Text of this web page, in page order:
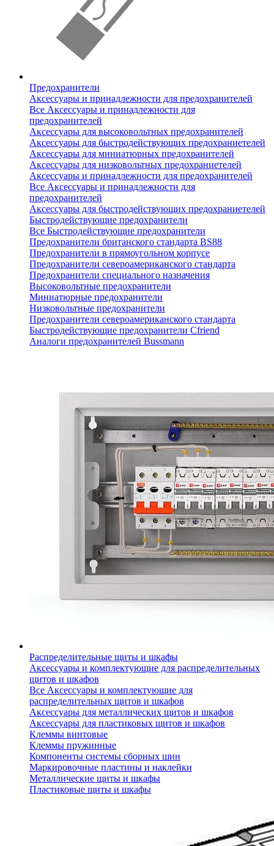
Предохранители
Аксессуары и принадлежности для предохранителей
Все Аксессуары и принадлежности для
предохранителей
Аксессуары для высоковольтных предохранителей
Аксессуары для быстродействующих предохраниетелей
Аксессуары для миниатюрных предохранителей
Аксессуары для низковольтных предохраниетелей
Аксессуары и принадлежности для предохранителей
Все Аксессуары и принадлежности для
предохранителей
Аксессуары для быстродействующих предохраниетелей
Быстродействующие предохранители
Все Быстродействующие предохранители
Предохранители британского стандарта BS88
Предохранители в прямоугольном корпусе
Предохранители североамериканского стандарта
Предохранители специального назначения
Высоковольтные предохранители
Миниатюрные предохранители
Низковольтные предохранители
Предохранители североамериканского стандарта
Быстродействующие предохранители Cfriend
Аналоги предохранителей Bussmann
Распределительные щиты и шкафы
Аксессуары и комплектующие для распределительных
щитов и шкафов
Все Аксессуары и комплектующие для
распределительных щитов и шкафов
Аксессуары для металлических щитов и шкафов
Аксессуары для пластиковых щитов и шкафов
Клеммы винтовые
Клеммы пружинные
Компоненты системы сборных шин
Маркировочные пластины и наклейки
Металлические щиты и шкафы
Пластиковые щиты и шкафы